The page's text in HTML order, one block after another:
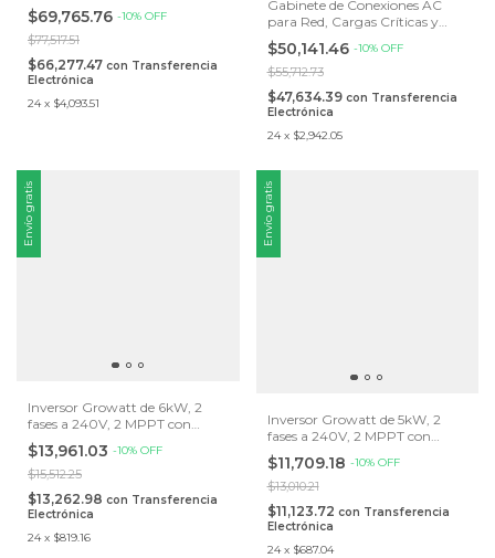
Protección IP66
$69,765.76 -10% OFF
$77,517.51
$66,277.47 con Transferencia
Electrónica
24 x $4,093.51
Gabinete de Conexiones AC
para Red, Cargas Críticas y
Generador. Incluye Interruptor
de 200A, para Híbridos
Growatt V3.
$50,141.46 -10% OFF
$55,712.73
$47,634.39 con Transferencia
Electrónica
24 x $2,942.05
Envío gratis
Inversor Growatt de 6kW, 2
fases a 240V, 2 MPPT con
antena Wifi integrada
$13,961.03 -10% OFF
$15,512.25
$13,262.98 con Transferencia
Electrónica
24 x $819.16
Envío gratis
Inversor Growatt de 5kW, 2
fases a 240V, 2 MPPT con
antena Wifi integrada
$11,709.18 -10% OFF
$13,010.21
$11,123.72 con Transferencia
Electrónica
24 x $687.04